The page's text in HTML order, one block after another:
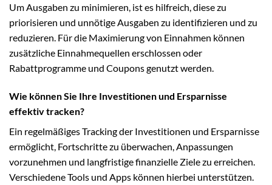
Um Ausgaben zu minimieren, ist es hilfreich, diese zu
priorisieren und unnötige Ausgaben zu identifizieren und zu
reduzieren. Für die Maximierung von Einnahmen können
zusätzliche Einnahmequellen erschlossen oder
Rabattprogramme und Coupons genutzt werden.
Wie können Sie Ihre Investitionen und Ersparnisse
effektiv tracken?
Ein regelmäßiges Tracking der Investitionen und Ersparnisse
ermöglicht, Fortschritte zu überwachen, Anpassungen
vorzunehmen und langfristige finanzielle Ziele zu erreichen.
Verschiedene Tools und Apps können hierbei unterstützen.